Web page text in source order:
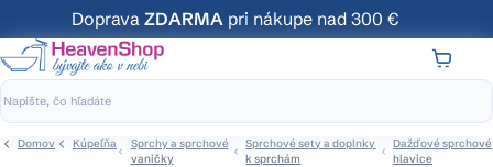
na
obsah
Doprava ZDARMA pri nákupe nad 300 €
Domov Kúpeľňa
Sprchy a sprchové
vaničky
Sprchové sety a doplnky
k sprchám
Dažďové sprchové
hlavice